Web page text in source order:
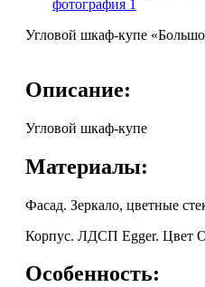
Угловой шкаф-купе
Описание:
Угловой шкаф-купе
Материалы:
Фасад. Зеркало, цветные
Корпус. ЛДСП Egger. Цвет
Особенность: